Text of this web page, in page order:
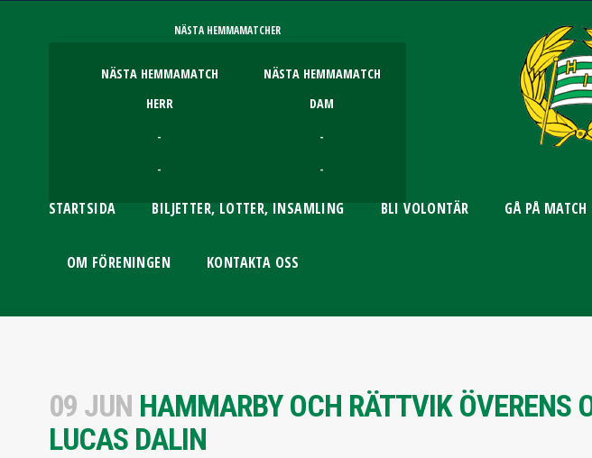
NÄSTA HEMMAMATCHER
NÄSTA HEMMAMATCH
HERR
-
-
NÄSTA HEMMAMATCH
DAM
-
-
STARTSIDA BILJETTER, LOTTER, INSAMLING BLI VOLONTÄR GÅ PÅ MATCH
OM FÖRENINGEN KONTAKTA OSS
09 JUN HAMMARBY OCH RÄTTVIK ÖVERENS
LUCAS DALIN